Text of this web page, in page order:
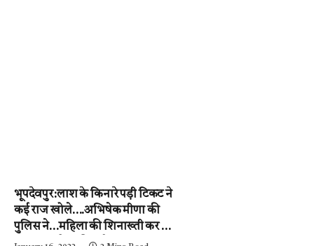
भूपदेवपुर:लाश के किनारे पड़ी टिकट ने
कई राज खोले….अभिषेक मीणा की
पुलिस ने…महिला की शिनाख्ती कर ली.
….अब आरोपी की गर्दन तक जल्द ही